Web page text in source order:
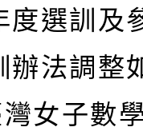
度選訓及
辦法調整
女子數